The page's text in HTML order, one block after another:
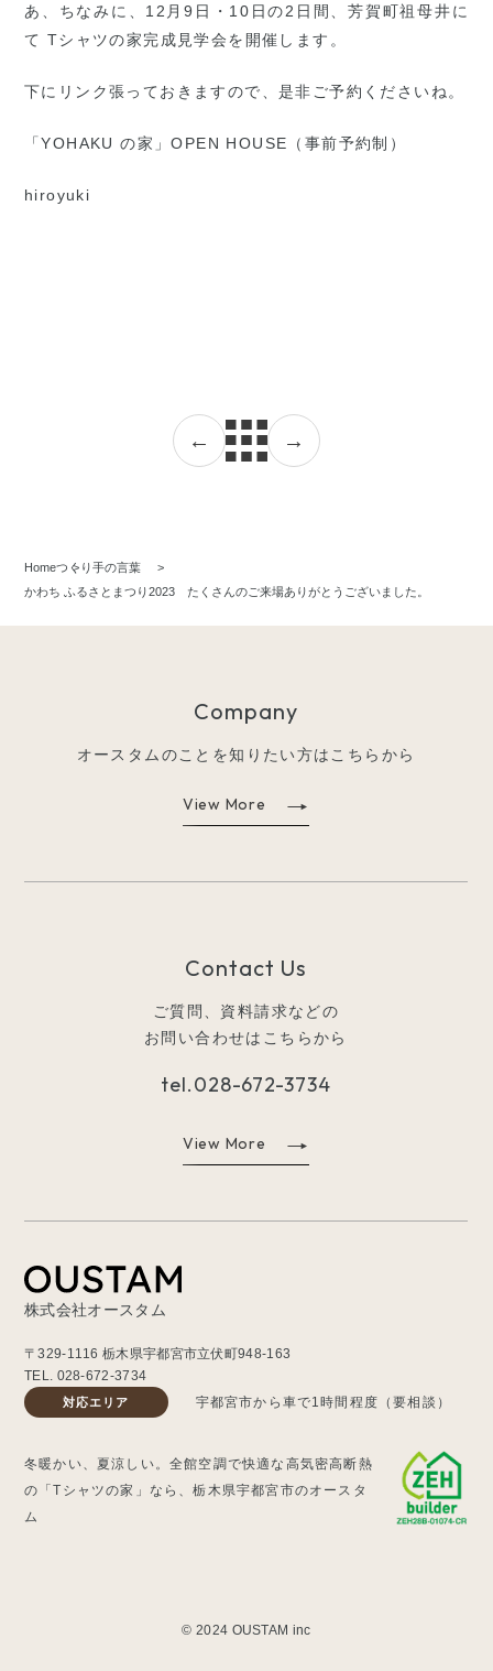
あ、ちなみに、12月9日・10日の2日間、芳賀町祖母井に
て Tシャツの家完成見学会を開催します。
下にリンク張っておきますので、是非ご予約くださいね。
「YOHAKU の家」OPEN HOUSE（事前予約制）
hiroyuki
← →
Homeつくり手の言葉
かわち ふるさとまつり2023 たくさんのご来場ありがとうございました。
Company
オースタムのことを知りたい方はこちらから
View More
Contact Us
ご質問、資料請求などの
お問い合わせはこちらから
tel.028-672-3734
View More
株式会社オースタム
〒329-1116 栃木県宇都宮市立伏町948-163
TEL. 028-672-3734
対応エリア 宇都宮市から車で1時間程度（要相談）
冬暖かい、夏涼しい。全館空調で快適な高気密高断熱
の「Tシャツの家」なら、栃木県宇都宮市のオースタ
ム
© 2024 OUSTAM inc